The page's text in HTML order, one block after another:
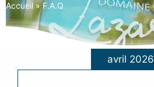
Accueil»F.A.Q.
avril 2026